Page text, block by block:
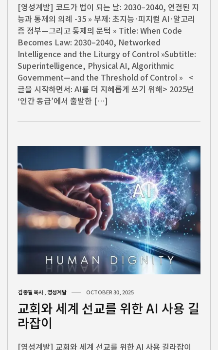
[영성계발] 코드가 법이 되는 날: 2030–2040, 연결된 지
능과 통제의 의례 -35 » 부제: 초지능·피지컬 AI·알고리
즘 정부—그리고 통제의 문턱 » Title: When Code
Becomes Law: 2030–2040, Networked
Intelligence and the Liturgy of Control »Subtitle:
Superintelligence, Physical AI, Algorithmic
Government—and the Threshold of Control » <
글을 시작하면서: AI를 더 지혜롭게 쓰기 위해> 2025년
‘인간 동급’에서 출발한 […]
김종필 목사 영성계발 OCTOBER 30, 2025
교회와 세계 선교를 위한 AI 사용 길
라잡이
[영성계발] 교회와 세계 선교를 위한 AI 사용 길라잡이